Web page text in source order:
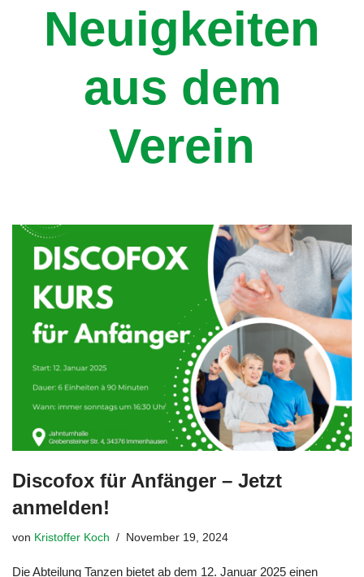
Neuigkeiten
aus dem
Verein
Discofox für Anfänger – Jetzt
anmelden!
von Kristoffer Koch November 19, 2024
Die Abteilung Tanzen bietet ab dem 12. Januar 2025 einen